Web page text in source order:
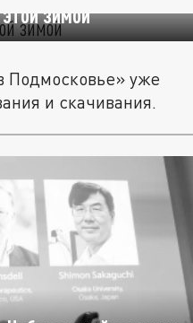
зимой
Подмосковье» уже
и скачивания.